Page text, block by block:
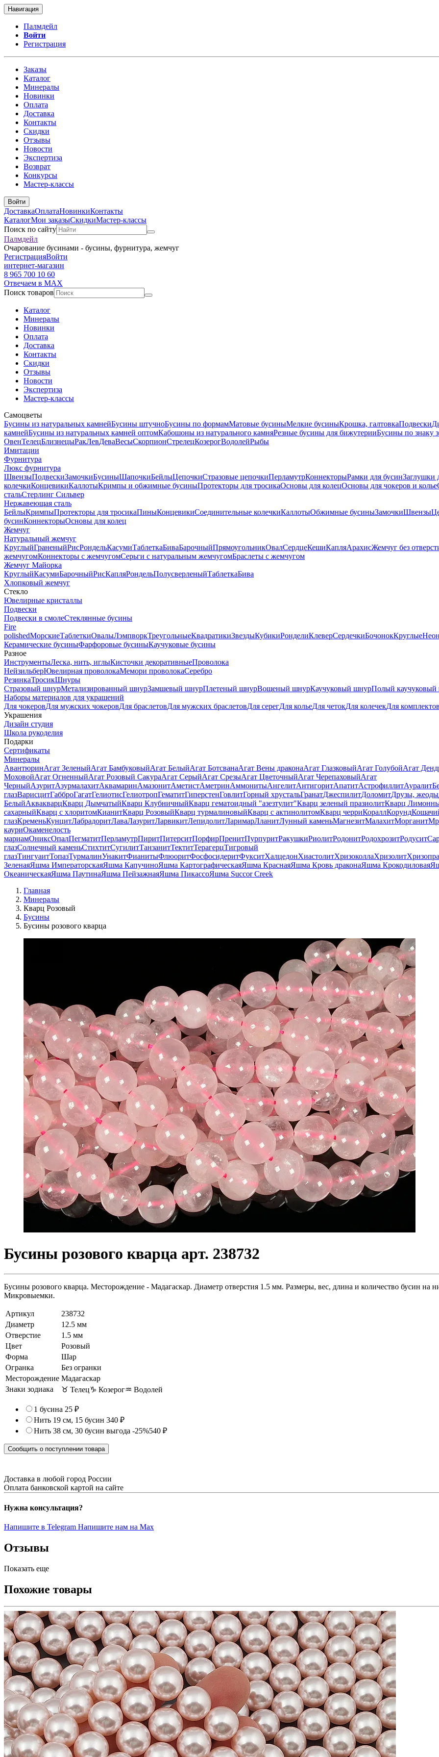
Навигация
Палмдейл
Войти
Регистрация
Заказы
Каталог
Минералы
Новинки
Оплата
Доставка
Контакты
Скидки
Отзывы
Новости
Экспертиза
Возврат
Конкурсы
Мастер-классы
Войти
ДоставкаОплатаНовинкиКонтакты
КаталогМои заказыСкидкиМастер-классы
Поиск по сайту
Палмдейл
Очарование бусинами - бусины, фурнитура, жемчуг
РегистрацияВойти
интернет-магазин
8 965 700 10 60
Отвечаем в MAX
Поиск товаров
Каталог
Минералы
Новинки
Оплата
Доставка
Контакты
Скидки
Отзывы
Новости
Экспертиза
Мастер-классы
Самоцветы
Бусины из натуральных камнейБусины штучноБусины по формамМатовые бусиныМелкие бусиныКрошка, галтовкаПодвески
камнейБусины из натуральных камней оптомКабошоны из натурального камняРезные бусины для бижутерииБусины по знаку
ОвенТелецБлизнецыРакЛевДеваВесыСкорпионСтрелецКозерогВодолейРыбы
Имитации
Фурнитура
Люкс фурнитура
ШвензыПодвескиЗамочкиБусиныШапочкиБейлыЦепочкиСтразовые цепочкиПерламутрКоннекторыРамки для бусинЗаглушки
колечкиКонцевикиКаллотыКримпы и обжимные бусиныПротекторы для тросикаОсновы для колецОсновы для чокеров и колье
стальСтерлинг Сильвер
Нержавеющая сталь
БейлыКримпыПротекторы для тросикаПиныКонцевикиСоединительные колечкиКаллотыОбжимные бусиныЗамочкиШвензы
бусинКоннекторыОсновы для колец
Жемчуг
Натуральный жемчуг
КруглыйГраненыйРисРондельКасумиТаблеткаБиваБарочныйПрямоугольникОвалСердцеКешиКапляАрахисЖемчуг без
жемчугомКоннекторы с жемчугомСерьги с натуральным жемчугомБраслеты с жемчугом
Жемчуг Майорка
КруглыйКасумиБарочныйРисКапляРондельПолусверленыйТаблеткаБива
Хлопковый жемчуг
Стекло
Ювелирные кристаллы
Подвески
Подвески в смолеСтеклянные бусины
Fire
polishedМорскиеТаблеткиОвалыЛэмпворкТреугольныеКвадратикиЗвездыКубикиРонделиКлеверСердечкиБочонокКруглые
Керамические бусиныФарфоровые бусиныКаучуковые бусины
Разное
ИнструментыЛеска, нить, иглыКисточки декоративныеПроволока
НейзильберЮвелирная проволокаМемори проволокаСеребро
РезинкаТросикШнуры
Стразовый шнурМетализированный шнурЗамшевый шнурПлетеный шнурВощеный шнурКаучуковый шнурПолый
Наборы материалов для украшений
Для чокеровДля мужских чокеровДля браслетовДля мужских браслетовДля серегДля кольеДля четокДля колечекДля
Украшения
Дизайн студия
Школа рукоделия
Подарки
Сертификаты
Минералы
АвантюринАгат ЗеленыйАгат БамбуковыйАгат БелыйАгат БотсванаАгат Вены драконаАгат ГлазковыйАгат ГолубойАгат
МоховойАгат ОгненныйАгат Розовый СакураАгат СерыйАгат СрезыАгат ЦветочныйАгат ЧерепаховыйАгат
ЧерныйАзуритАзурмалахитАквамаринАмазонитАметистАметринАммонитыАнгелитАнтигоритАпатитАстрофиллитАуралит
глазВарисцитГабброГагатГелиотисГелиотропГематитГиперстенГовлитГорный хрустальГранатДжеспилитДоломитДрузы, жеоды
БелыйАквакварцКварц ДымчатыйКварц КлубничныйКварц гематоидный "азезтулит"Кварц зеленый празиолитКварц
сахарныйКварц с хлоритомКианитКварц РозовыйКварц турмалиновыйКварц с актинолитомКварц черриКораллКорунд
глазКременьКунцитЛабрадоритЛаваЛазуритЛарвикитЛепидолитЛаримарЛланитЛунный каменьМагнезитМалахитМорганит
кауриОкаменелость
мариамОниксОпалПегматитПерламутрПиритПитерситПорфирПренитПурпуритРакушкиРиолитРодонитРодохрозитРодусит
глазСолнечный каменьСтихтитСугилитТанзанитТектитТерагерцТигровый
глазТингуаитТопазТурмалинУнакитФианитыФлюоритФосфосидеритФукситХалцедонХиастолитХризоколлаХризолит
ЗеленаяЯшма ИмператорскаяЯшма КапучиноЯшма КартографическаяЯшма КраснаяЯшма Кровь драконаЯшма Крокодиловая
ОкеаническаяЯшма ПаутинаЯшма ПейзажнаяЯшма ПикассоЯшма Succor Creek
Главная
Минералы
Кварц Розовый
Бусины
Бусины розового кварца
Бусины розового кварца арт. 238732
Бусины розового кварца. Месторождение - Мадагаскар. Диаметр отверстия 1.5 мм. Размеры, вес, длина и количество бусин на
Микровыемки.
Артикул
238732
Диаметр
12.5 мм
Отверстие
1.5 мм
Цвет
Розовый
Форма
Шар
Огранка
Без огранки
Месторождение Мадагаскар
Знаки зодиака
♉ Телец♑ Козерог♒ Водолей
1 бусина 25 ₽
Нить 19 см, 15 бусин 340 ₽
Нить 38 см, 30 бусин выгода -25%540 ₽
Сообщить о поступлении товара
Доставка в любой город России
Оплата банковской картой на сайте
Нужна консультация?
Напишите в Telegram Напишите нам на Max
Отзывы
Показать еще
Похожие товары